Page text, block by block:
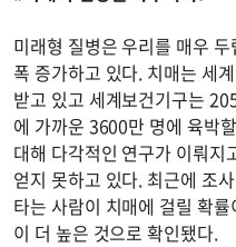
미래형 질병은 우리를 매우
폭 증가하고 있다. 치매는 세
받고 있고 세계보건기구는
에 가까운 3600만 명에 육박
대해 다각적인 연구가 이뤄지
얻지 못하고 있다. 최근에 조
타는 사람이 치매에 걸릴 확
이 더 높은 것으로 확인됐다.